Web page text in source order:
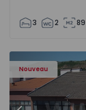
3 2 89
Nouveau
- 18
Appartement T2